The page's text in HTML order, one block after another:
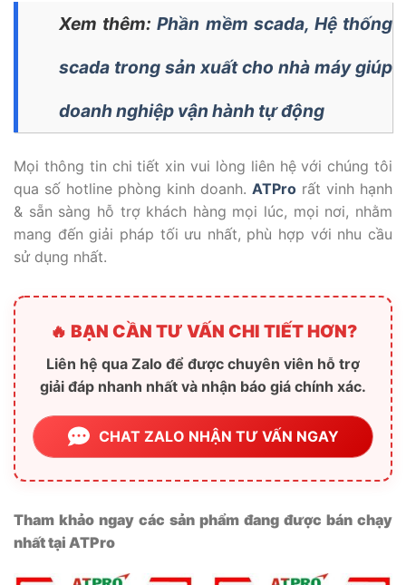
Xem thêm:Phần mềm scada, Hệ thống
scada trong sản xuất cho nhà máy giúp
doanh nghiệp vận hành tự động
Mọi thông tin chi tiết xin vui lòng liên hệ với chúng tôi
qua số hotline phòng kinh doanh. ATPro rất vinh hạnh
& sẵn sàng hỗ trợ khách hàng mọi lúc, mọi nơi, nhằm
mang đến giải pháp tối ưu nhất, phù hợp với nhu cầu
sử dụng nhất.
🔥 BẠN CẦN TƯ VẤN CHI TIẾT HƠN?
Liên hệ qua Zalo để được chuyên viên hỗ trợ
giải đáp nhanh nhất và nhận báo giá chính xác.
CHAT ZALO NHẬN TƯ VẤN NGAY
Tham khảo ngay các sản phẩm đang được bán chạy
nhất tại ATPro